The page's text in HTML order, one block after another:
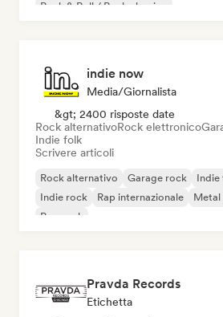
Rock & Roll / Rock classico
indie now
Media/Giornalista
&gt; 2400 risposte date
Rock alternativoRock elettronico
Indie folk
Scrivere articoli
Rock alternativo Garage rock Indie
Indie rock
Rap internazionale
Metal
Pop rock
Pravda Records
Etichetta